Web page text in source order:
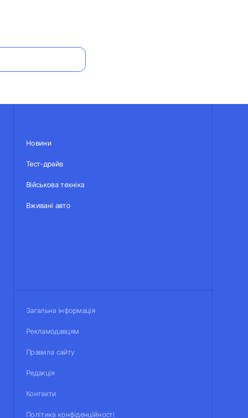
Новини
Тест-драйв
Військова техніка
Вживані авто
Загальна інформація
Рекламодавцям
Правила сайту
Редакція
Контакти
Політика конфіденційності